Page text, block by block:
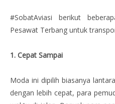
#SobatAviasi berikut
Pesawat Terbang untuk
1. Cepat Sampai
Moda ini dipilih biasanya
dengan lebih cepat, para